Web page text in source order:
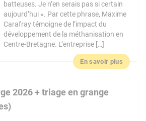
batteuses. Je n’en serais pas si certain
aujourd’hui ». Par cette phrase, Maxime
Carafray témoigne de l’impact du
développement de la méthanisation en
Centre-Bretagne. L’entreprise […]
En savoir plus
2026 + triage en grange